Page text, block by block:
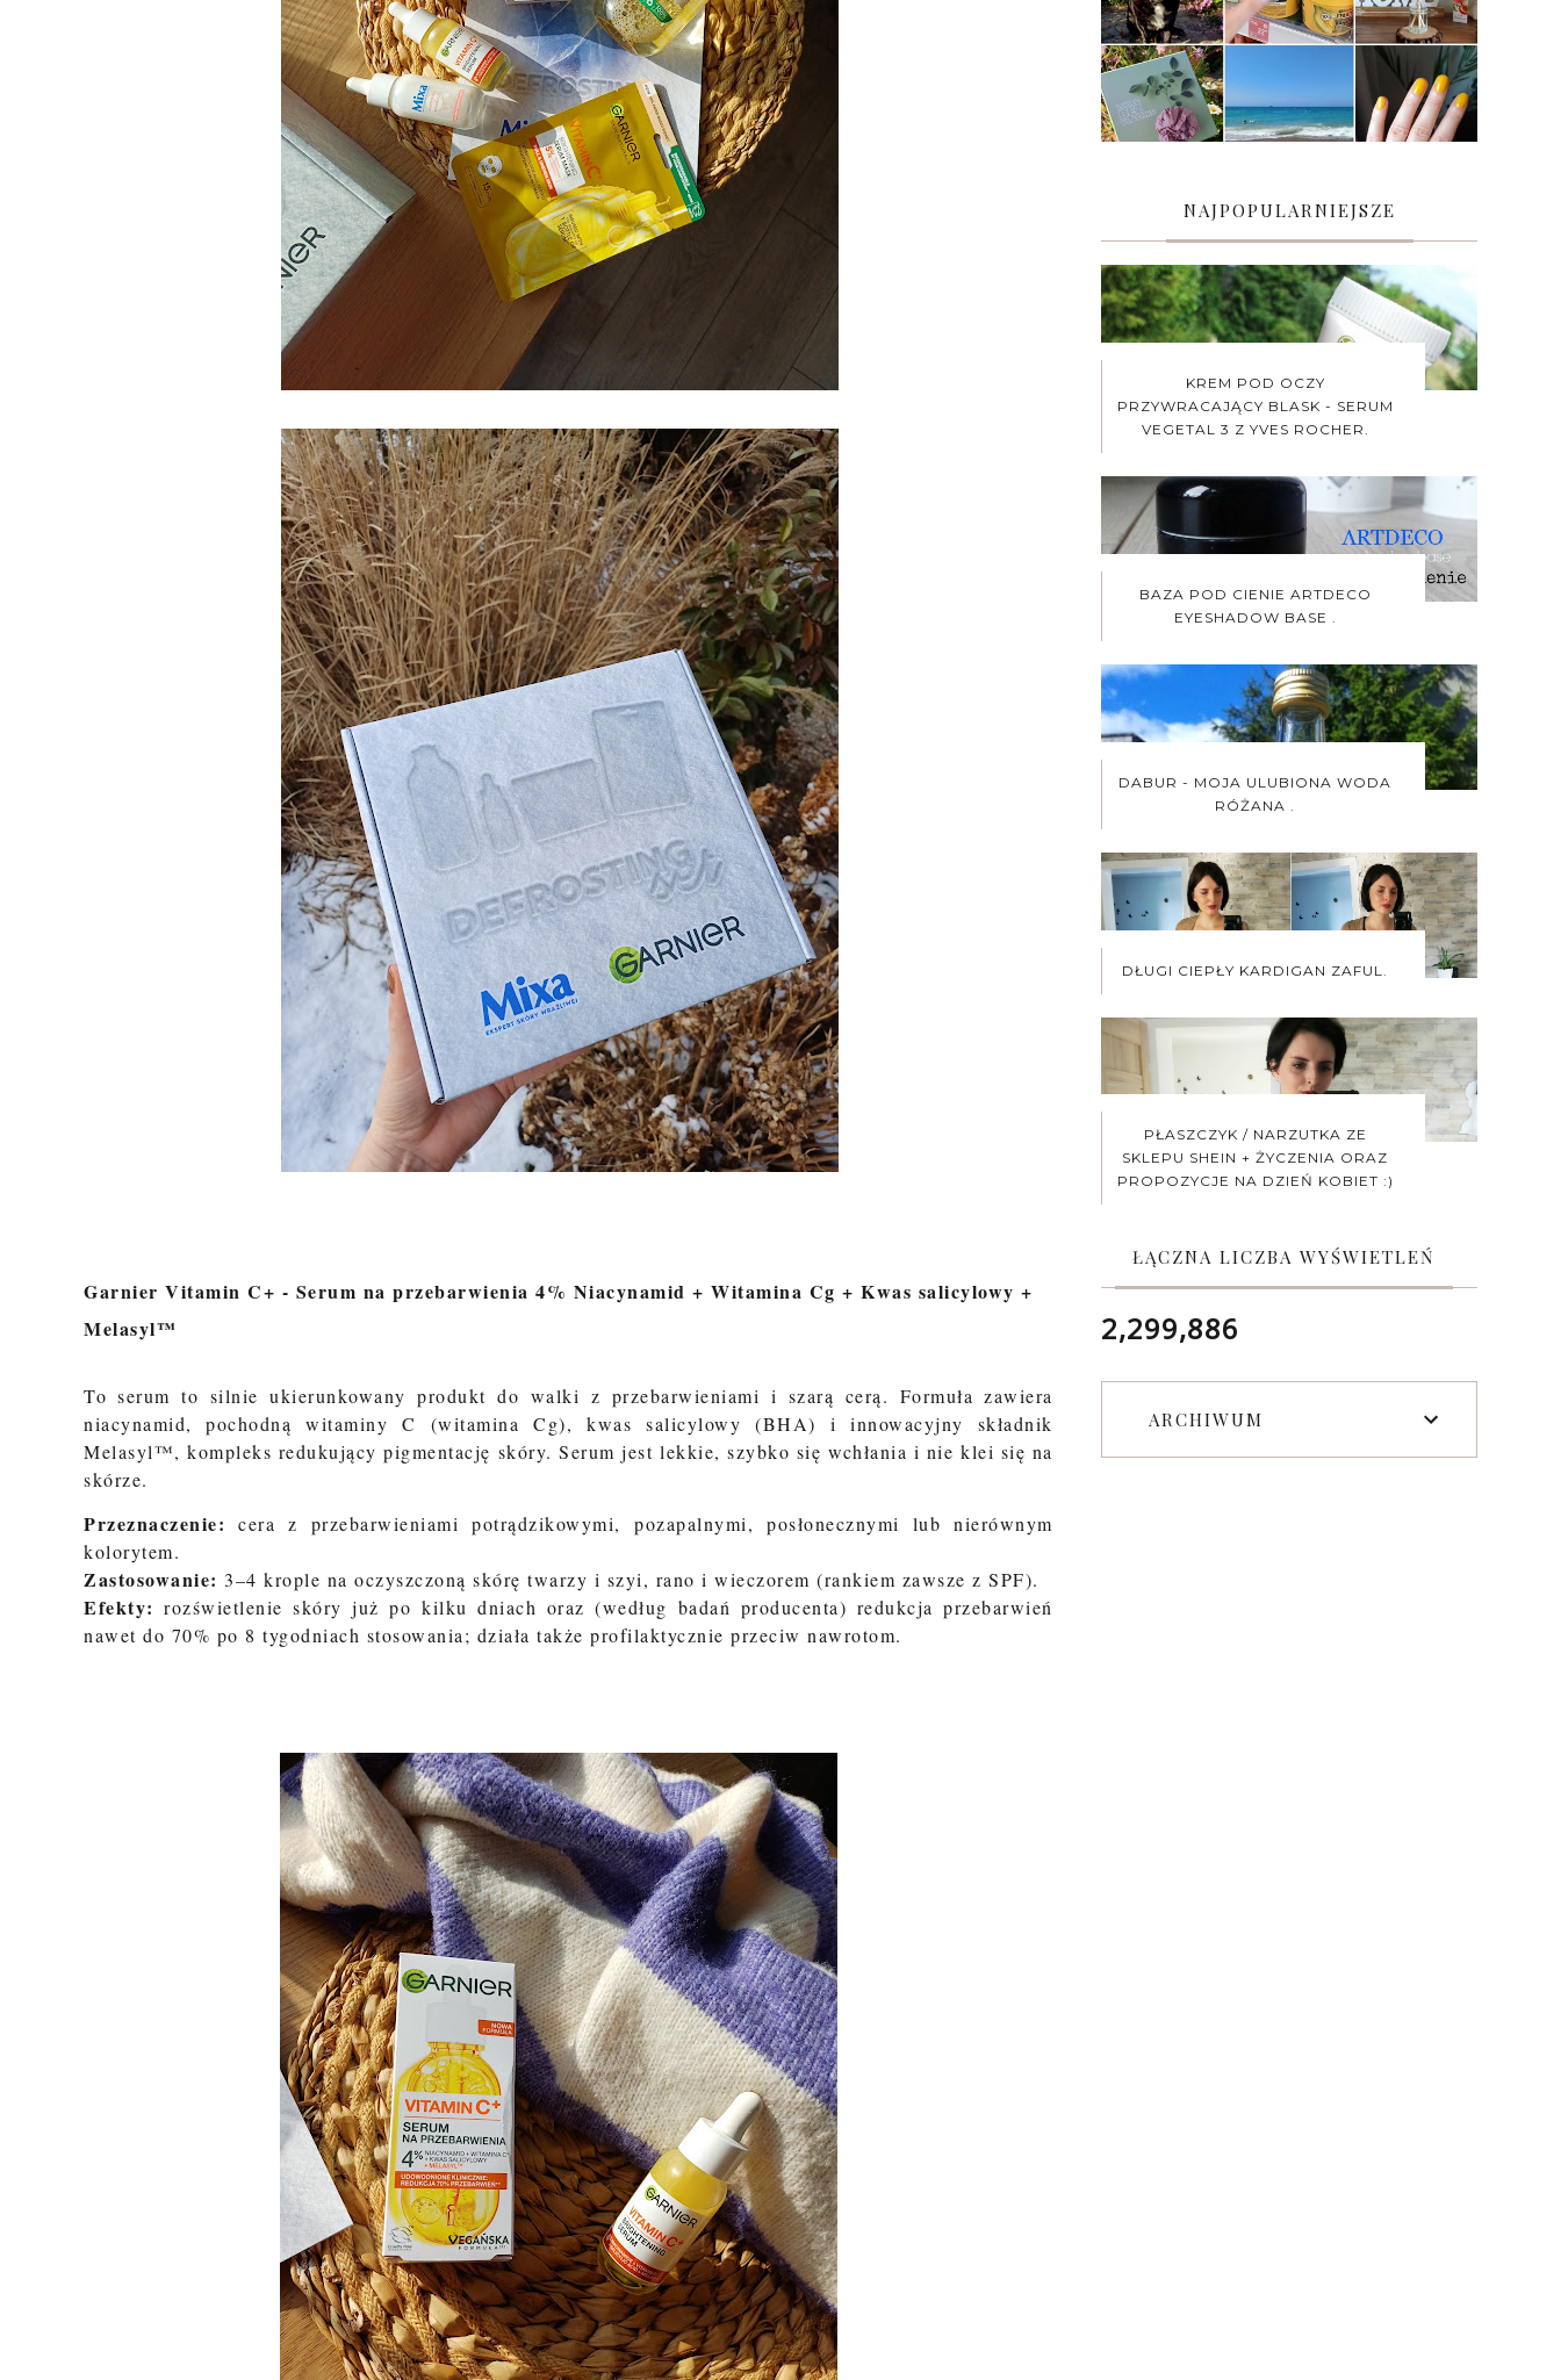
Garnier Vitamin C+ - Serum na przebarwienia 4% Niacynamid + Witamina Cg + Kwas salicylowy +
Melasyl™
To serum to silnie ukierunkowany produkt do walki z przebarwieniami i szarą cerą. Formuła zawiera
niacynamid, pochodną witaminy C (witamina Cg), kwas salicylowy (BHA) i innowacyjny składnik
Melasyl™, kompleks redukujący pigmentację skóry. Serum jest lekkie, szybko się wchłania i nie klei się na
skórze.
Przeznaczenie: cera z przebarwieniami potrądzikowymi, pozapalnymi, posłonecznymi lub nierównym
kolorytem.
Zastosowanie: 3–4 krople na oczyszczoną skórę twarzy i szyi, rano i wieczorem (rankiem zawsze z SPF).
Efekty: rozświetlenie skóry już po kilku dniach oraz (według badań producenta) redukcja przebarwień
nawet do 70% po 8 tygodniach stosowania; działa także profilaktycznie przeciw nawrotom.
NAJPOPULARNIEJSZE
KREM POD OCZY
PRZYWRACAJĄCY BLASK - SERUM
VEGETAL 3 Z YVES ROCHER.
BAZA POD CIENIE ARTDECO
EYESHADOW BASE .
DABUR - MOJA ULUBIONA WODA
RÓŻANA .
DŁUGI CIEPŁY KARDIGAN ZAFUL.
PŁASZCZYK / NARZUTKA ZE
SKLEPU SHEIN + ŻYCZENIA ORAZ
PROPOZYCJE NA DZIEŃ KOBIET :)
ŁĄCZNA LICZBA WYŚWIETLEŃ
2,299,886
ARCHIWUM